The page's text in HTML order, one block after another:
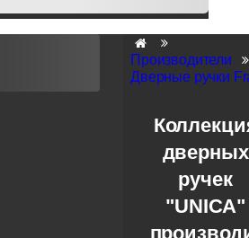
Tupai, Extreza, Melodia, Forme при
Производители
Дверные ручки
дверных
ручек
"UNICA"